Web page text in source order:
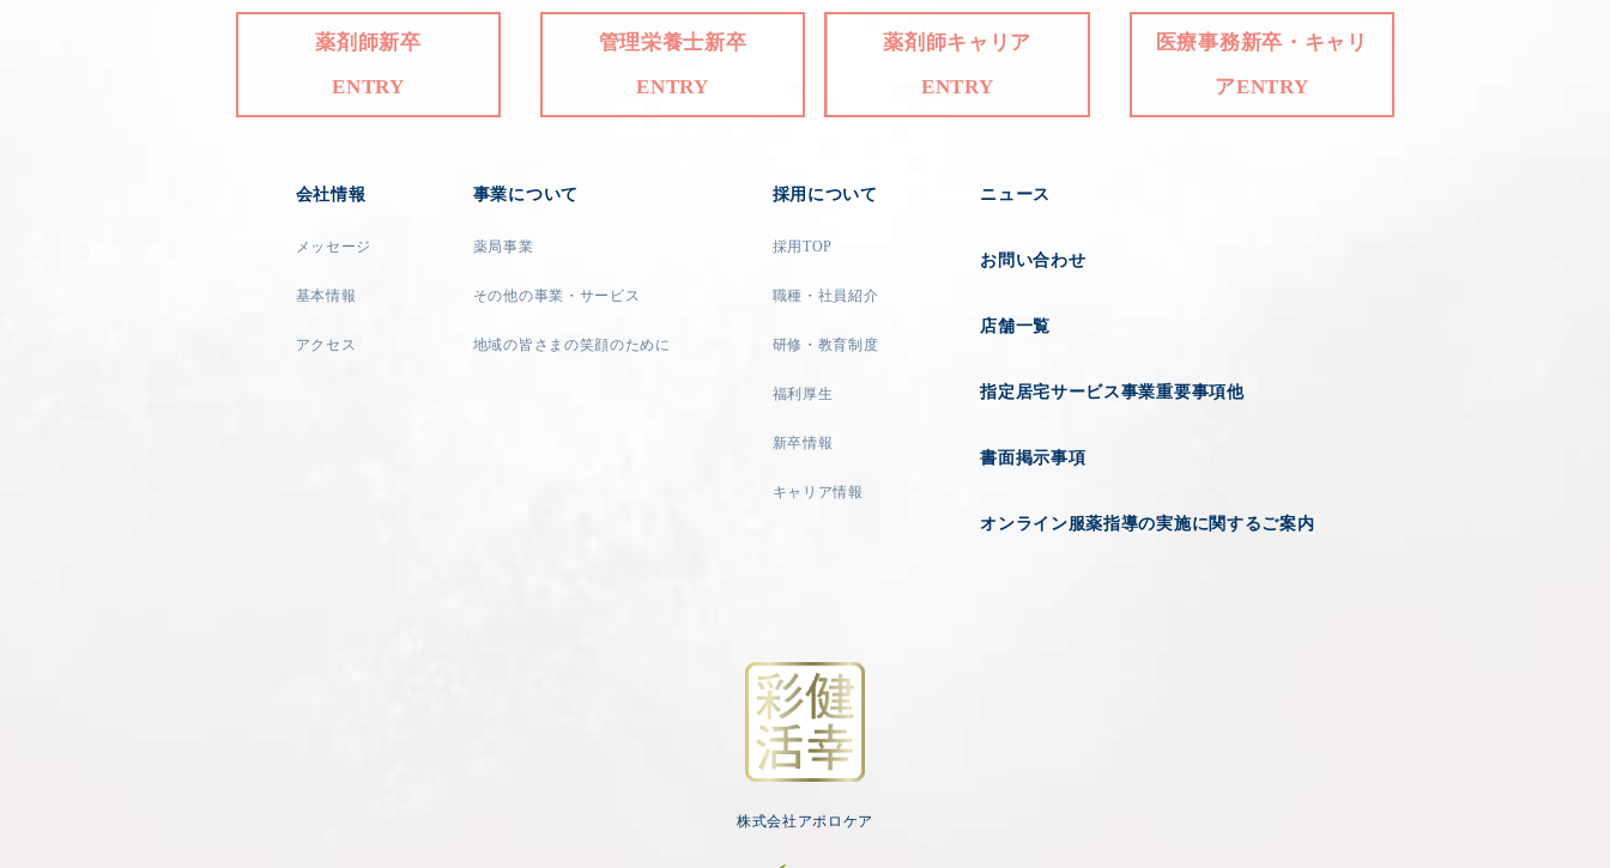
薬剤師新卒
ENTRY
管理栄養士新卒
ENTRY
薬剤師キャリア
ENTRY
医療事務新卒・キャリ
アENTRY
会社情報
メッセージ
基本情報
アクセス
事業について
薬局事業
その他の事業・サービス
地域の皆さまの笑顔のために
採用について
採用TOP
職種・社員紹介
研修・教育制度
福利厚生
新卒情報
キャリア情報
ニュース
お問い合わせ
店舗一覧
指定居宅サービス事業重要事項他
書面掲示事項
オンライン服薬指導の実施に関するご案内
株式会社アポロケア